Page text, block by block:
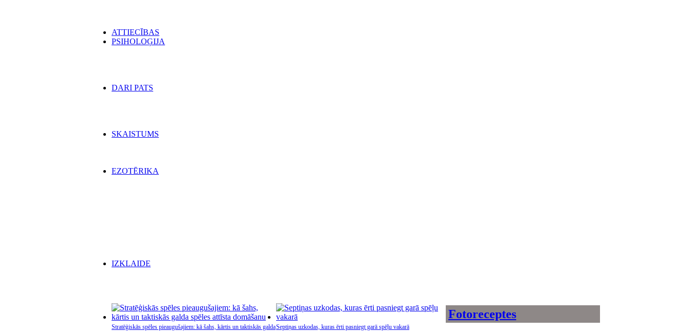
ATTIECĪBAS
PSIHOLOĢIJA
DARI PATS
SKAISTUMS
EZOTĒRIKA
IZKLAIDE
Stratēģiskās spēles pieaugušajiem: kā šahs, kārtis un taktiskās galdaSeptiņas uzkodas, kuras ērti pasniegt garā spēļu vakarā
Fotoreceptes